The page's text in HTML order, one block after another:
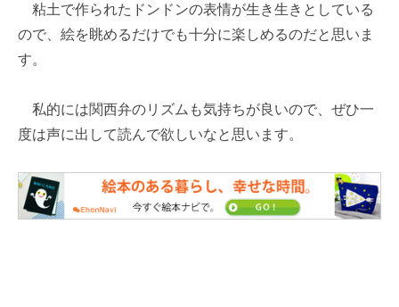
粘土で作られたドンドンの表情が生き生きとしている
ので、絵を眺めるだけでも十分に楽しめるのだと思いま
す。
私的には関西弁のリズムも気持ちが良いので、ぜひ一
度は声に出して読んで欲しいなと思います。